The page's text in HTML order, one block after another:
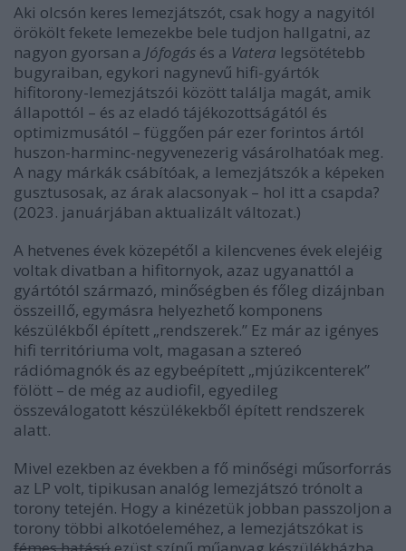
Aki olcsón keres lemezjátszót, csak hogy a nagyitól
örökölt fekete lemezekbe bele tudjon hallgatni, az
nagyon gyorsan a Jófogás és a Vatera legsötétebb
bugyraiban, egykori nagynevű hifi-gyártók
hifitorony-lemezjátszói között találja magát, amik
állapottól – és az eladó tájékozottságától és
optimizmusától – függően pár ezer forintos ártól
huszon-harminc-negyvenezerig vásárolhatóak meg.
A nagy márkák csábítóak, a lemezjátszók a képeken
gusztusosak, az árak alacsonyak – hol itt a csapda?
(2023. januárjában aktualizált változat.)
A hetvenes évek közepétől a kilencvenes évek elejéig
voltak divatban a hifitornyok, azaz ugyanattól a
gyártótól származó, minőségben és főleg dizájnban
összeillő, egymásra helyezhető komponens
készülékből épített „rendszerek.” Ez már az igényes
hifi territóriuma volt, magasan a sztereó
rádiómagnók és az egybeépített „mjúzikcenterek”
fölött – de még az audiofil, egyedileg
összeválogatott készülékekből épített rendszerek
alatt.
Mivel ezekben az években a fő minőségi műsorforrás
az LP volt, tipikusan analóg lemezjátszó trónolt a
torony tetején. Hogy a kinézetük jobban passzoljon a
torony többi alkotóeleméhez, a lemezjátszókat is